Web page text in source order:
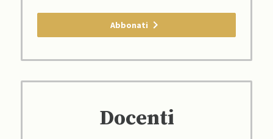
Abbonati
Docenti